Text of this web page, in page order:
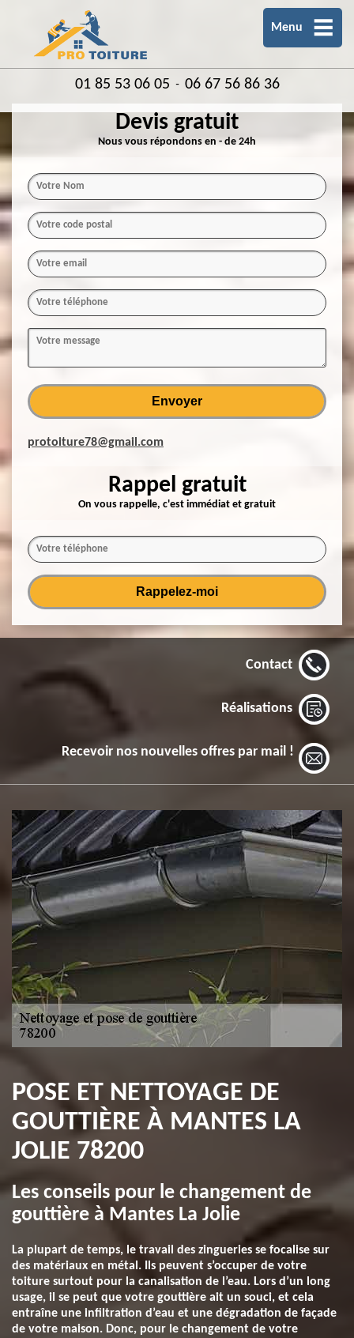
Menu
01 85 53 06 05 - 06 67 56 86 36
Devis gratuit
Nous vous répondons en - de 24h
protoiture78@gmail.com
Rappel gratuit
On vous rappelle, c'est immédiat et gratuit
Contact
Réalisations
Recevoir nos nouvelles offres par mail !
POSE ET NETTOYAGE DE
GOUTTIÈRE À MANTES LA
JOLIE 78200
Les conseils pour le changement de
gouttière à Mantes La Jolie
La plupart de temps, le travail des zingueries se focalise sur
des matériaux en métal. Ils peuvent s’occuper de votre
toiture surtout pour la canalisation de l’eau. Lors d’un long
usage, il se peut que votre gouttière ait un souci, et cela
entraîne une infiltration d’eau et une dégradation de façade
de votre maison. Donc, pour le changement de votre